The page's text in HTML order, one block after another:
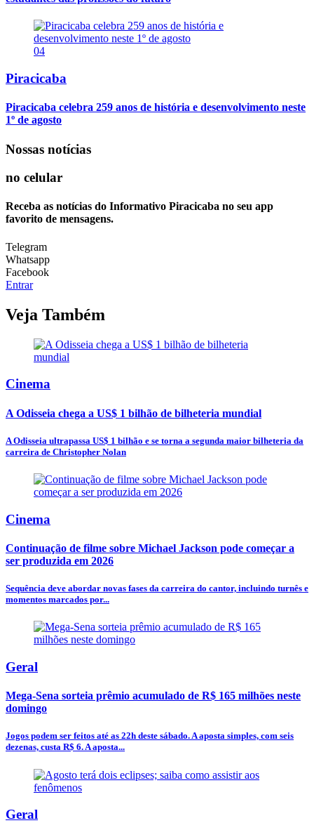
04
Piracicaba
Piracicaba celebra 259 anos de história e desenvolvimento neste
1º de agosto
Nossas notícias
no celular
Receba as notícias do Informativo Piracicaba no seu app
favorito de mensagens.
Telegram
Whatsapp
Facebook
Entrar
Veja Também
Cinema
A Odisseia chega a US$ 1 bilhão de bilheteria mundial
A Odisseia ultrapassa US$ 1 bilhão e se torna a segunda maior bilheteria da
carreira de Christopher Nolan
Cinema
Continuação de filme sobre Michael Jackson pode começar a
ser produzida em 2026
Sequência deve abordar novas fases da carreira do cantor, incluindo turnês e
momentos marcados por...
Geral
Mega-Sena sorteia prêmio acumulado de R$ 165 milhões neste
domingo
Jogos podem ser feitos até as 22h deste sábado. A aposta simples, com seis
dezenas, custa R$ 6. A aposta...
Geral